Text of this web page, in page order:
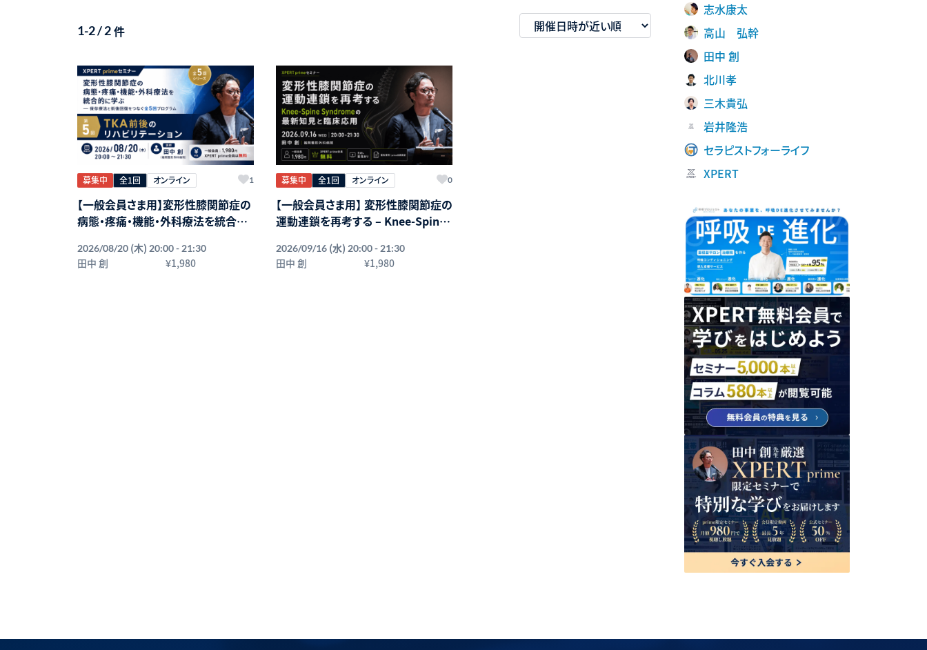
1-2 / 2件
募集中 全1回 オンライン 1
【一般会員さま用】変形性膝関節症の
病態・疼痛・機能・外科療法を統合的
なぐ全5回プログラム ― 第5回：TKA
前後のリハビリテーション
2026/08/20 (木) 20:00 - 21:30
田中 創 ¥1,980
募集中 全1回 オンライン 0
【一般会員さま用】 変形性膝関節症の
運動連鎖を再考する – Knee-Spine
2026/09/16 (水) 20:00 - 21:30
田中 創 ¥1,980
志水康太
高山 弘幹
田中 創
北川孝
三木貴弘
岩井隆浩
セラピストフォーライフ
XPERT